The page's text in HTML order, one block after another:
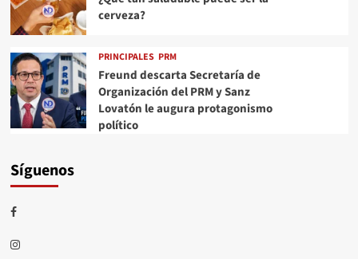
cerveza?
PRINCIPALES PRM
Freund descarta Secretaría de
Organización del PRM y Sanz
Lovatón le augura protagonismo
político
Síguenos